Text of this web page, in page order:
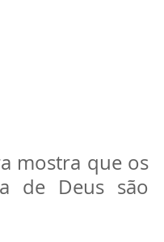
mostra que os
de Deus são